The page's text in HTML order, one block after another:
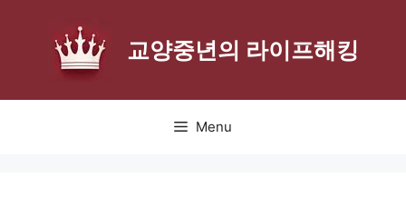
교양중년의 라이프해킹
Menu